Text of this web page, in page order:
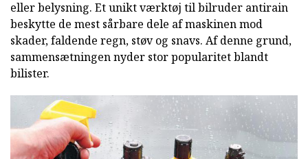
eller belysning. Et unikt værktøj til bilruder antirain
beskytte de mest sårbare dele af maskinen mod
skader, faldende regn, støv og snavs. Af denne grund,
sammensætningen nyder stor popularitet blandt
bilister.